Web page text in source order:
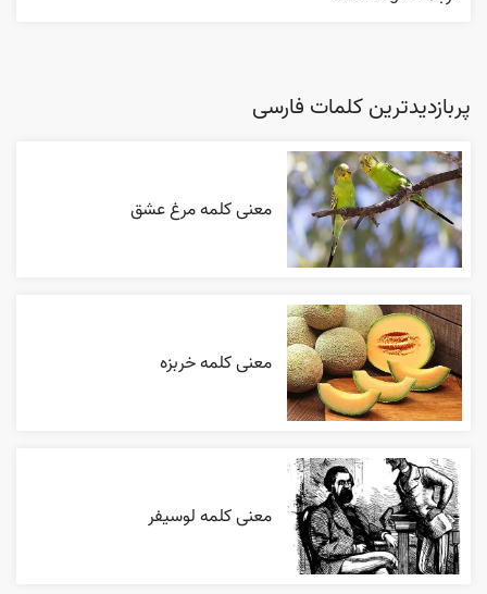
پربازدیدترین کلمات فارسی
معنی کلمه مرغ عشق
معنی کلمه خربزه
معنی کلمه لوسیفر